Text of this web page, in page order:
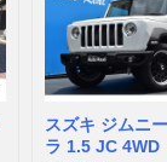
スズキ ジムニ
ラ 1.5 JC 4WD